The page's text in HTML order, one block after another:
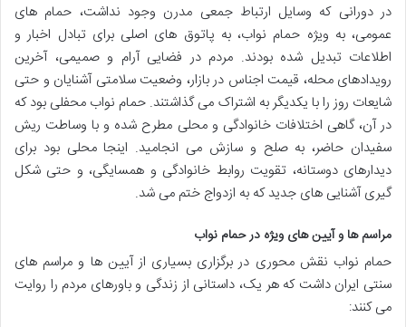
در دورانی که وسایل ارتباط جمعی مدرن وجود نداشت، حمام های
عمومی، به ویژه حمام نواب، به پاتوق های اصلی برای تبادل اخبار و
اطلاعات تبدیل شده بودند. مردم در فضایی آرام و صمیمی، آخرین
رویدادهای محله، قیمت اجناس در بازار، وضعیت سلامتی آشنایان و حتی
شایعات روز را با یکدیگر به اشتراک می گذاشتند. حمام نواب محفلی بود که
در آن، گاهی اختلافات خانوادگی و محلی مطرح شده و با وساطت ریش
سفیدان حاضر، به صلح و سازش می انجامید. اینجا محلی بود برای
دیدارهای دوستانه، تقویت روابط خانوادگی و همسایگی، و حتی شکل
گیری آشنایی های جدید که به ازدواج ختم می شد.
مراسم ها و آیین های ویژه در حمام نواب
حمام نواب نقش محوری در برگزاری بسیاری از آیین ها و مراسم های
سنتی ایران داشت که هر یک، داستانی از زندگی و باورهای مردم را روایت
می کنند: